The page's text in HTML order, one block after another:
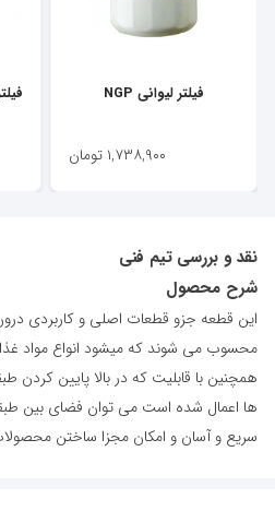
فیلتر لیوانی NGP
۱,۷۳۸,۹۰۰ تومان
نقد و بررسی تیم فنی
شرح محصول
این قطعه جزو قطعات اصلی و کاربردی
محسوب می شوند که میشود انواع مواد
همچنین با قابلیت که در بالا پایین کردن
ها اعمال شده است می توان فضای بین
سریع و آسان و امکان مجزا ساختن